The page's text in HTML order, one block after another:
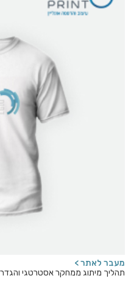
מעבר לאתר >
תהליך מיתוג ממחקר אסטרטגי